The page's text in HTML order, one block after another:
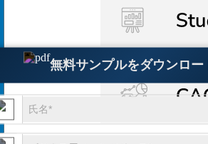
無料サンプルをダウンロー